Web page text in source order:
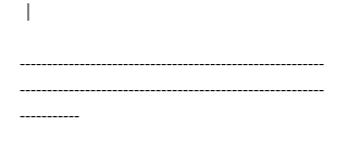
｜
--------------------------------------------------------
--------------------------------------------------------
-----------